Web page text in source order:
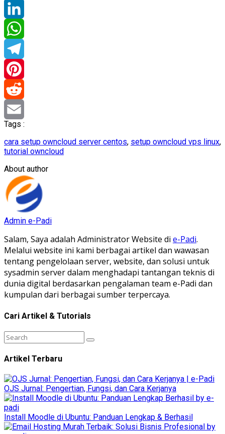
Twitter
LinkedIn
WhatsApp
Telegram
Pinterest
Reddit
Email
Tags :
cara setup owncloud server centos, setup owncloud vps linux,
tutorial owncloud
About author
Admin e-Padi
Salam, Saya adalah Administrator Website di e-Padi.
Melalui website ini kami berbagai artikel dan wawasan
tentang pengelolaan server, website, dan solusi untuk
sysadmin server dalam menghadapi tantangan teknis di
dunia digital berdasarkan pengalaman team e-Padi dan
kumpulan dari berbagai sumber terpercaya.
Cari Artikel & Tutorials
Artikel Terbaru
OJS Jurnal: Pengertian, Fungsi, dan Cara Kerjanya
Install Moodle di Ubuntu: Panduan Lengkap & Berhasil